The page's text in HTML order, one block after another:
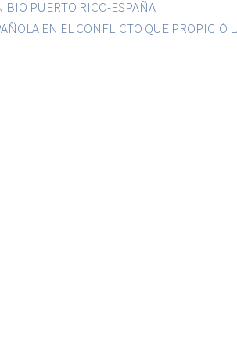
BIO PUERTO RICO-ESPAÑA
EN EL CONFLICTO QUE